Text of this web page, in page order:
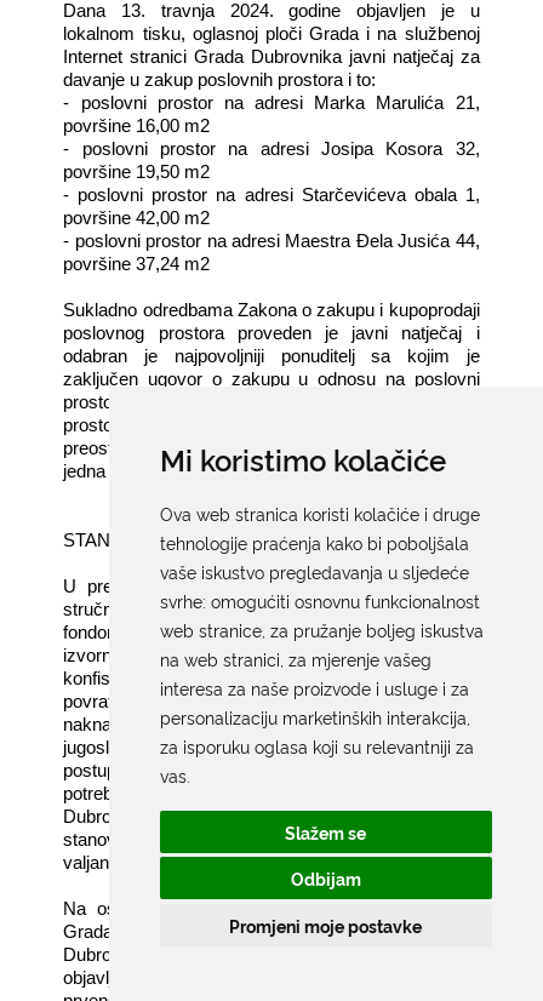
Mi koristimo kolačiće
Ova web stranica koristi kolačiće i druge
tehnologije praćenja kako bi poboljšala
vaše iskustvo pregledavanja u sljedeće
svrhe: omogućiti osnovnu funkcionalnost
web stranice, za pružanje boljeg iskustva
na web stranici za mjerenje vašeg
interesa za naše proizvode i usluge i za
personalizaciju marketinških interakcija
za isporuku oglasa koji su relevantniji za
vas.
Slažem se
Odbijam
Promjeni moje postavke
Dana 13. travnja 2024. godine objavljen je u
lokalnom tisku, oglasnoj ploči Grada i na službenoj
Internet stranici Grada Dubrovnika javni natječaj za
davanje u zakup poslovnih prostora i to:
- poslovni prostor na adresi Marka Marulića 21,
površine 16,00 m2
- poslovni prostor na adresi Josipa Kosora 32,
površine 19,50 m2
- poslovni prostor na adresi Starčevićeva obala 1,
površine 42,00 m2
- poslovni prostor na adresi Maestra Đela Jusića 44,
površine 37,24 m2
Sukladno odredbama Zakona o zakupu i kupoprodaji
poslovnog prostora proveden je javni natječaj i
odabran je najpovoljniji ponuditelj sa kojim je
zaključen ugovor o zakupu u odnosu na poslovni
prostor na adresi Marka Marulića 21 i poslovni
prostor na adresi Josipa Kosora 32, dok za
preostala dva poslovna prostora nije pristigla niti
jedna ponuda.
STANOVI I STAMBENO ZBRINJAVANJE
U predmetnom obavljalo se niz administrativnih i
stručnih poslova u svezi gospodarenja stambenim
fondom Grada Dubrovnika, koji obuhvaća stanove u
izvornom vlasništvu Grada te nacionalizirane i
konfiscirane stanove, koji se još nalaze u postupku
povrata ranijim vlasnicima temeljem Zakona o
naknadi za imovinu oduzetu za vrijeme
jugoslavenske komunističke vladavine, a koji
postupci su još u tijeku. Poduzete su i nastavljene
potrebne pravne radnje pred Općinskim sudom u
Dubrovniku kako bi Grad Dubrovnik došao u posjed
stanova u svome vlasništvu koje koriste osobe bez
valjanog pravnog temelja, koje su još u tijeku.
Na osnovi Odluke o najmu stanova u vlasništvu
Grada Dubrovnika („Službeni glasnik Grada
Dubrovnika“ broj 15/23) 28. listopada 2023. godine
objavljen je Javni natječaj za utvrđivanje Liste reda